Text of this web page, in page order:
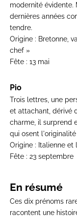
modernité évidente.
dernières années
tendre.
Origine : Bretonne,
chef »
Fête : 13 mai
Pio
Trois lettres, une
et attachant, dérivé
charme, il surprend
qui osent
Origine : Italienne et
Fête : 23 septembre
En résumé
Ces dix prénoms
racontent une